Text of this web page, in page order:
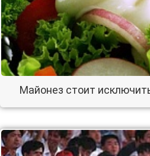
Майонез стоит